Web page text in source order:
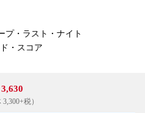
プ・ラスト・ナイト
・スコア
3,300+税）